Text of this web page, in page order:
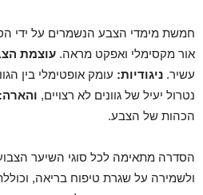
חמשת מימדי הצבע הנשמרים על ידי
אור מקסימלי ואפקט מראה. עוצמת
עשיר. ניגודיות: עומק אופטימלי בין
נטרול יעיל של גוונים לא רצויים, והארה:
הכהות של הצבע.
הסדרה מתאימה לכל סוגי השיער הצבוע
ולשמירה על שגרת טיפוח בריאה,